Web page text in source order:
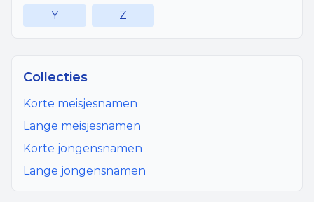
Y Z
Collecties
Korte meisjesnamen
Lange meisjesnamen
Korte jongensnamen
Lange jongensnamen